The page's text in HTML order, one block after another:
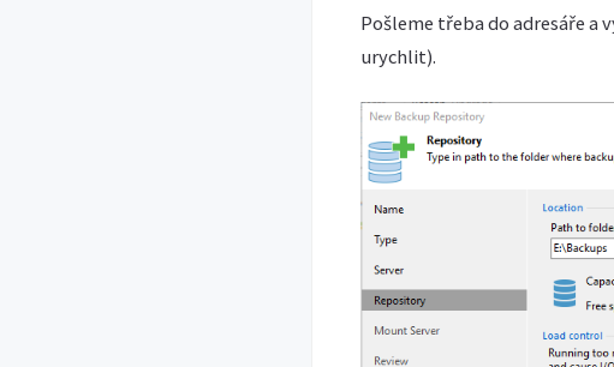
Pošleme třeba do adresáře a
urychlit).